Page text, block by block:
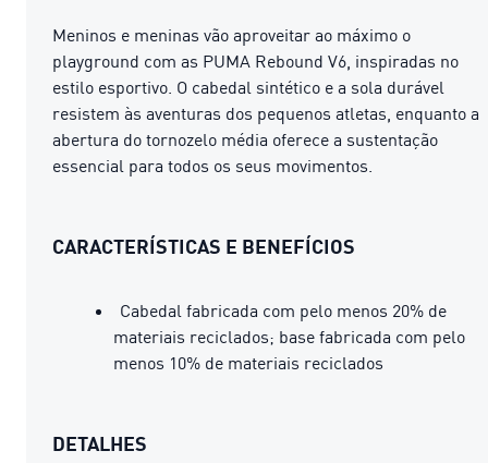
Meninos e meninas vão aproveitar ao máximo o
playground com as PUMA Rebound V6, inspiradas no
estilo esportivo. O cabedal sintético e a sola durável
resistem às aventuras dos pequenos atletas, enquanto a
abertura do tornozelo média oferece a sustentação
essencial para todos os seus movimentos.
CARACTERÍSTICAS E BENEFÍCIOS
Cabedal fabricada com pelo menos 20% de
materiais reciclados; base fabricada com pelo
menos 10% de materiais reciclados
DETALHES